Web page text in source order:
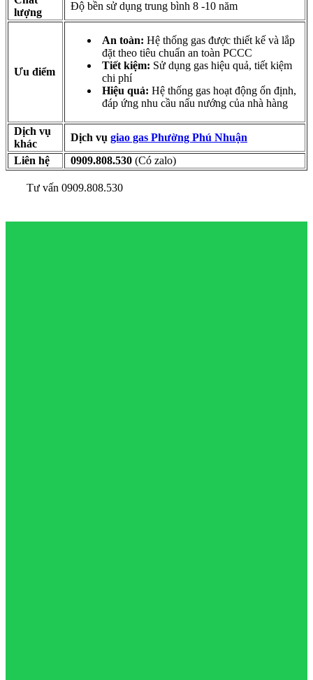
lượng
Độ bền sử dụng trung bình 8 -10 năm
Ưu điểm
An toàn: Hệ thống gas được thiết kế và lắp
đặt theo tiêu chuẩn an toàn PCCC
Tiết kiệm: Sử dụng gas hiệu quả, tiết kiệm
chi phí
Hiệu quả: Hệ thống gas hoạt động ổn định,
đáp ứng nhu cầu nấu nướng của nhà hàng
Dịch vụ
khác
Dịch vụ giao gas Phường Phú Nhuận
Liên hệ
0909.808.530 (Có zalo)
Tư vấn 0909.808.530